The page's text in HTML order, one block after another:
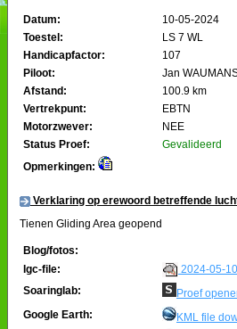
Datum:
10-05-2024
Toestel:
LS 7 WL
Handicapfactor:
107
Piloot:
Jan
Afstand:
100.9 km
Vertrekpunt:
EBTN
Motorzwever:
NEE
Status Proef:
Gevalideerd
Opmerkingen:
Verklaring op erewoord betreffende
Tienen Gliding Area geopend
Blog/fotos:
Igc-file:
2024-05-
Soaringlab:
Proef
Google Earth:
KML file